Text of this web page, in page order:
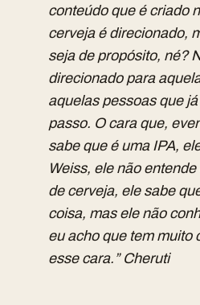
conteúdo que é criado
cerveja é direcionado,
seja de propósito, né?
direcionado para
aquelas pessoas que
passo. O cara que,
sabe que é uma IPA,
Weiss, ele não
de cerveja, ele sabe
coisa, mas ele não
eu acho que tem muito
esse cara.” Cheruti